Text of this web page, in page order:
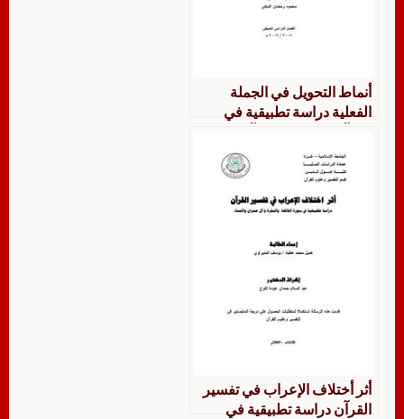
أنماط التحويل في الجملة
الفعلية دراسة تطبيقية في
أنموذجا
أثر أختلاف الإعراب في تفسير
القرآن دراسة تطبيقية في